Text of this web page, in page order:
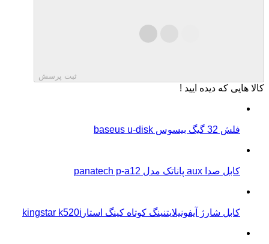
ثبت پرسش
کالا هایی که دیده ایید !
فلش 32 گیگ بیسوس baseus u-disk
کابل صدا aux پاناتک مدل panatech p-a12
کابل شارژ آیفونیلایتنینگ کوتاه کینگ استارkingstar k520i